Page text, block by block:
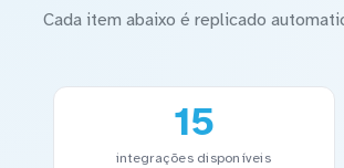
Cada item abaixo é replicado
15
integrações disponíveis